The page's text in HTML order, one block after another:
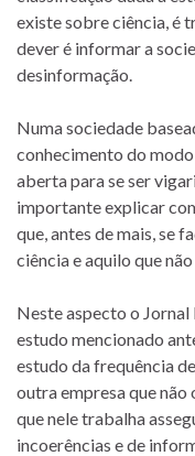
existe sobre ciência, é
dever é informar a
desinformação.
Numa sociedade
conhecimento do
aberta para se ser
importante explicar
que, antes de mais, se
ciência e aquilo que
Neste aspecto o Jornal
estudo mencionado
estudo da frequência
outra empresa que não
que nele trabalha
incoerências e de